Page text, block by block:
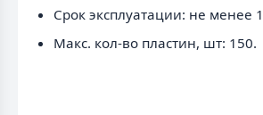
Срок эксплуатации: не менее
Макс. кол-во пластин, шт: 150.